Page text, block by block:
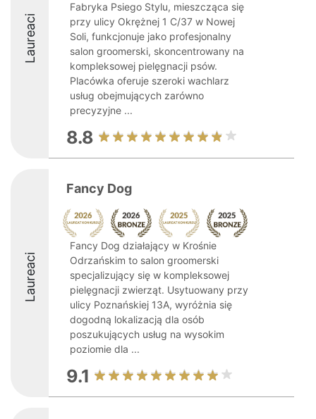
Laureaci
Fabryka Psiego Stylu, mieszcząca się
przy ulicy Okrężnej 1 C/37 w Nowej
Soli, funkcjonuje jako profesjonalny
salon groomerski, skoncentrowany na
kompleksowej pielęgnacji psów.
Placówka oferuje szeroki wachlarz
usług obejmujących zarówno
precyzyjne ...
8.8
Laureaci
Fancy Dog
Fancy Dog działający w Krośnie
Odrzańskim to salon groomerski
specjalizujący się w kompleksowej
pielęgnacji zwierząt. Usytuowany przy
ulicy Poznańskiej 13A, wyróżnia się
dogodną lokalizacją dla osób
poszukujących usług na wysokim
poziomie dla ...
9.1